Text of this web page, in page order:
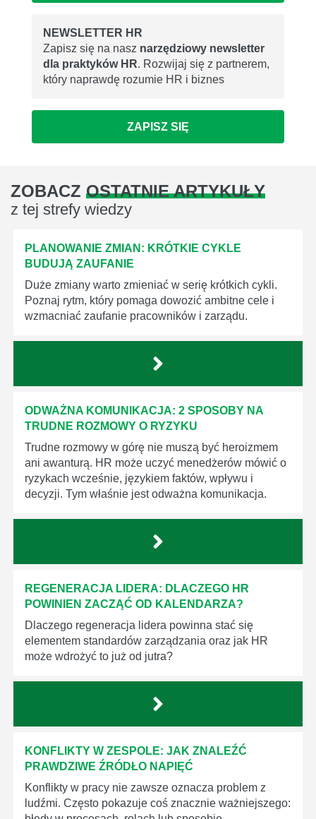
NEWSLETTER HR
Zapisz się na nasz narzędziowy newsletter
dla praktyków HR. Rozwijaj się z partnerem,
który naprawdę rozumie HR i biznes
ZAPISZ SIĘ
ZOBACZ OSTATNIE ARTYKUŁY
z tej strefy wiedzy
PLANOWANIE ZMIAN: KRÓTKIE CYKLE
BUDUJĄ ZAUFANIE
Duże zmiany warto zmieniać w serię krótkich cykli.
Poznaj rytm, który pomaga dowozić ambitne cele i
wzmacniać zaufanie pracowników i zarządu.
ODWAŻNA KOMUNIKACJA: 2 SPOSOBY NA
TRUDNE ROZMOWY O RYZYKU
Trudne rozmowy w górę nie muszą być heroizmem
ani awanturą. HR może uczyć menedżerów mówić o
ryzykach wcześnie, językiem faktów, wpływu i
decyzji. Tym właśnie jest odważna komunikacja.
REGENERACJA LIDERA: DLACZEGO HR
POWINIEN ZACZĄĆ OD KALENDARZA?
Dlaczego regeneracja lidera powinna stać się
elementem standardów zarządzania oraz jak HR
może wdrożyć to już od jutra?
KONFLIKTY W ZESPOLE: JAK ZNALEŹĆ
PRAWDZIWE ŹRÓDŁO NAPIĘĆ
Konflikty w pracy nie zawsze oznacza problem z
ludźmi. Często pokazuje coś znacznie ważniejszego: